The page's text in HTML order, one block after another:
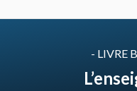
- LIVRE